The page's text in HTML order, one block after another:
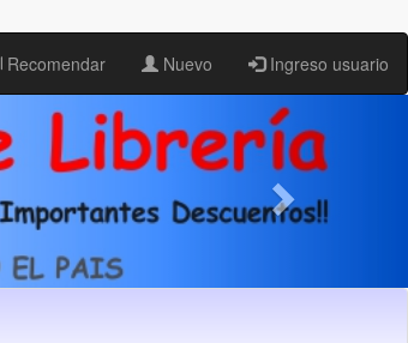
Recomendar Nuevo Ingreso usuario